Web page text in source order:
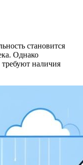
становится
Однако
наличия